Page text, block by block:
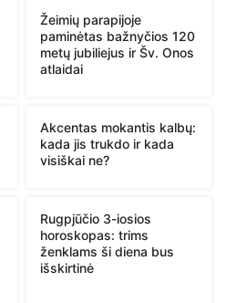
Žeimių parapijoje
paminėtas bažnyčios 120
metų jubiliejus ir Šv. Onos
atlaidai
Akcentas mokantis kalbų:
kada jis trukdo ir kada
visiškai ne?
Rugpjūčio 3-iosios
horoskopas: trims
ženklams ši diena bus
išskirtinė